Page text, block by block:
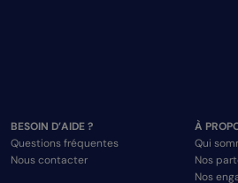
BESOIN D’AIDE ?
Questions fréquentes
Nous contacter
À
Qui
Nos
Nos